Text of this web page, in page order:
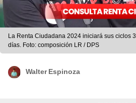
La Renta Ciudadana 2024 iniciará sus ciclos
días. Foto: composición LR / DPS
Walter Espinoza